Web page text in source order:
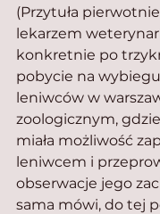
(Przytuła
lekarzem
konkretnie po
pobycie na
leniwców w
zoologicznym,
miała możliwość
leniwcem i
obserwacje jego
sama mówi, do tej